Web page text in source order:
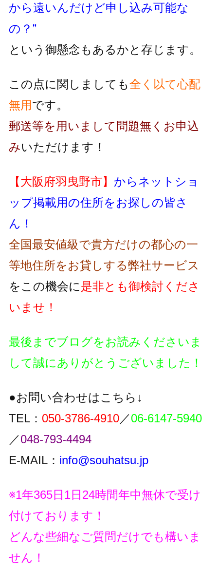
から遠いんだけど申し込み可能な
の？”
という御懸念もあるかと存じます。
この点に関しましても全く以て心配
無用です。
郵送等を用いまして問題無くお申込
みいただけます！
【大阪府羽曳野市】 からネットショ
ップ掲載用の住所をお探しの皆さ
ん！
全国最安値級で貴方だけの都心の一
等地住所をお貸しする弊社サービス
をこの機会に是非とも御検討くださ
いませ！
最後までブログをお読みくださいま
して誠にありがとうございました！
●お問い合わせはこちら↓
TEL： 050-3786-4910／06-6147-5940
／048-793-4494
E-MAIL： info@souhatsu.jp
※1年365日1日24時間年中無休で受け
付けております！
どんな些細なご質問だけでも構いま
せん！